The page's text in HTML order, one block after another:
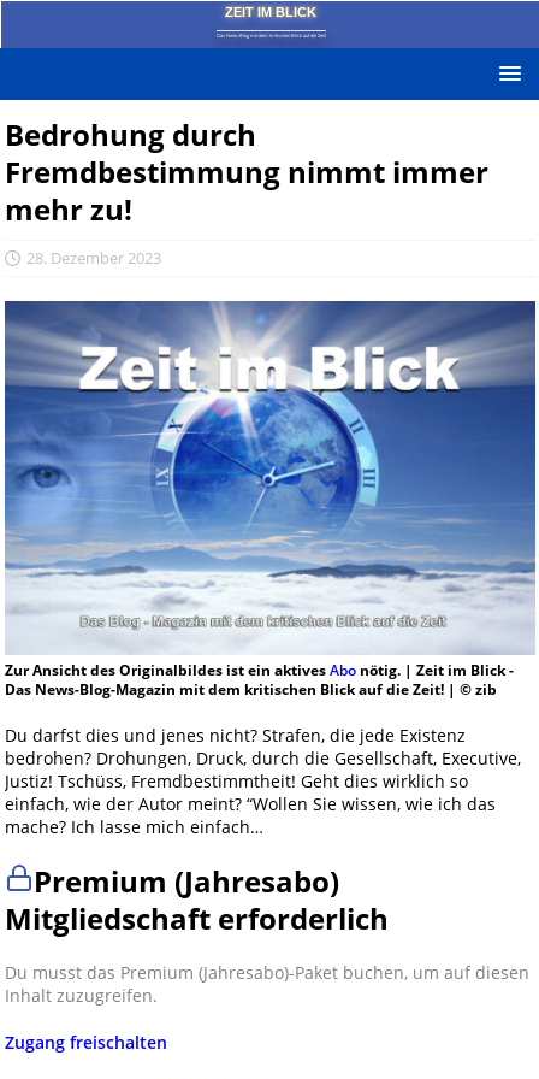
ZEIT IM BLICK
Das News-Blog mit dem kritischen Blick auf die Zeit!
Bedrohung durch
Fremdbestimmung nimmt immer
mehr zu!
28. Dezember 2023
Zur Ansicht des Originalbildes ist ein aktivesAbonötig. | Zeit im Blick -
Das News-Blog-Magazin mit dem kritischen Blick auf die Zeit! | © zib
Du darfst dies und jenes nicht? Strafen, die jede Existenz
bedrohen? Drohungen, Druck, durch die Gesellschaft, Executive,
Justiz! Tschüss, Fremdbestimmtheit! Geht dies wirklich so
einfach, wie der Autor meint? “Wollen Sie wissen, wie ich das
mache? Ich lasse mich einfach…
Premium (Jahresabo)
Mitgliedschaft erforderlich
Du musst das Premium (Jahresabo)-Paket buchen, um auf diesen
Inhalt zuzugreifen.
Zugang freischalten